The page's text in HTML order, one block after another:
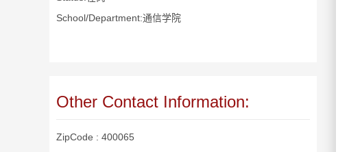
School/Department:通信学院
Other Contact Information:
ZipCode : 400065